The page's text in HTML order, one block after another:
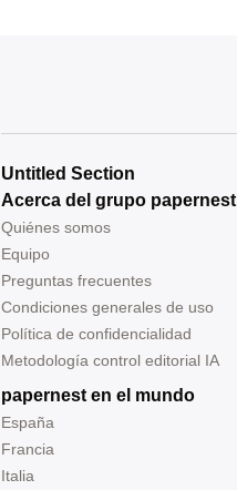
Untitled Section
Acerca del grupo papernest
Quiénes somos
Equipo
Preguntas frecuentes
Condiciones generales de uso
Política de confidencialidad
Metodología control editorial IA
papernest en el mundo
España
Francia
Italia